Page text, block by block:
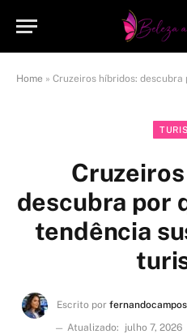
Home » Cruzeiros híbridos: descubra por que
descubra por
tendência
Escrito por
Atualizado:
julho 7, 2026